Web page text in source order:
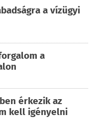
a vízügyi
a
érkezik az
kell igényelni